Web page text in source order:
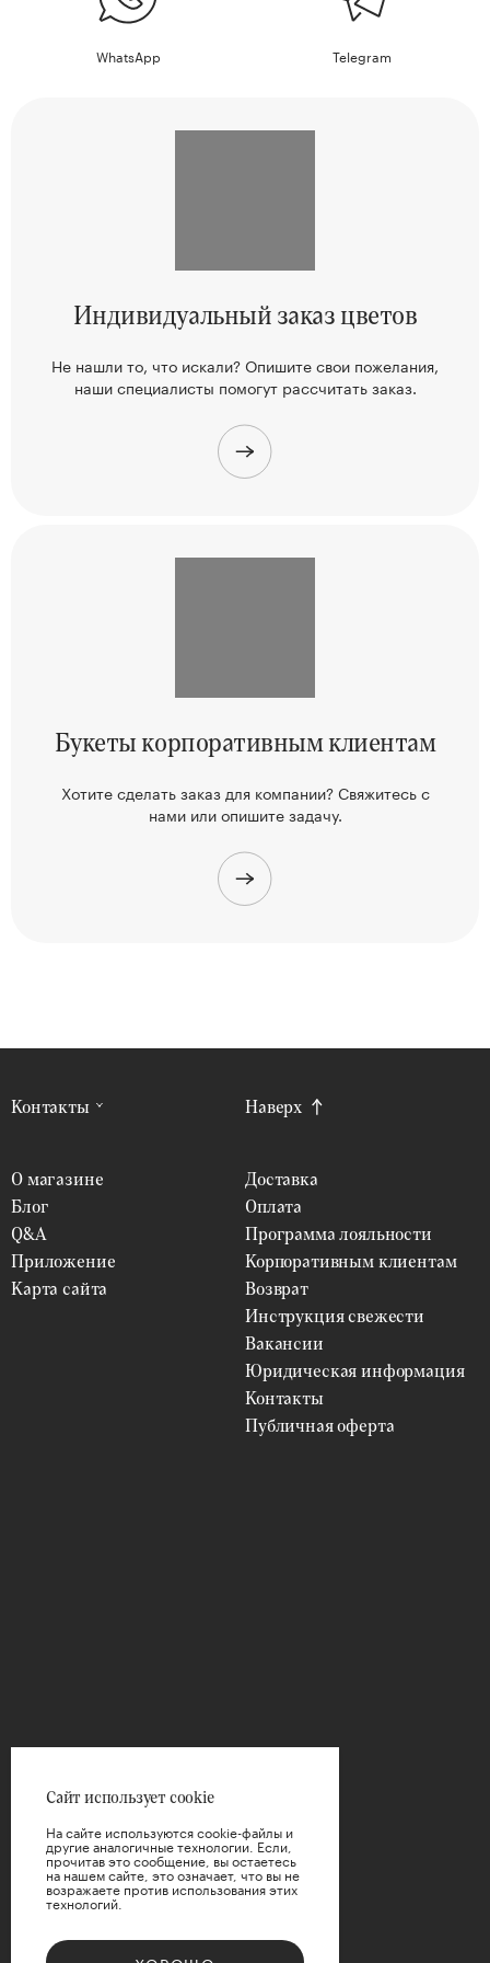
WhatsApp Telegram
Индивидуальныйзаказ цветов
Не нашли то, что искали? Опишите свои пожелания,
нашиспециалисты помогут рассчитать заказ.
Букеты корпоративным клиентам
Хотите сделать заказ для компании? Свяжитесьс
нами или опишите задачу.
Контакты
О магазине
Блог
Q&A
Приложение
Карта сайта
Доставка
Оплата
Программа лояльности
Корпоративным клиентам
Возврат
Инструкция свежести
Вакансии
Юридическая информация
Контакты
Публичная оферта
Наверх
Сайт использует cookie
На сайте используются cookie-файлы и
другие аналогичные технологии. Если,
прочитав это сообщение, вы остаетесь
на нашем сайте, это означает, что вы не
возражаете против использования этих
технологий.